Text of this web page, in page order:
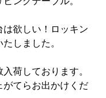
欲しい！ロッキン
しました。
荷しております。
てらお出かけくだ